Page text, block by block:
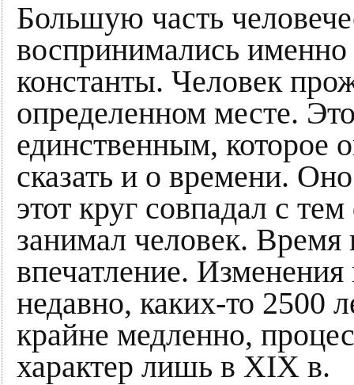
Большую часть
воспринимались именно
константы. Человек
определенном месте.
единственным, которое
сказать и о времени.
этот круг совпадал с
занимал человек.
впечатление. Изменения
недавно, каких-то 2500
крайне медленно,
характер лишь в XIX в.